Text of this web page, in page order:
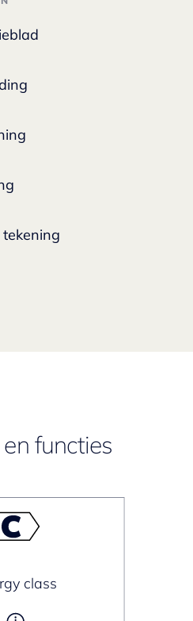
functies
class